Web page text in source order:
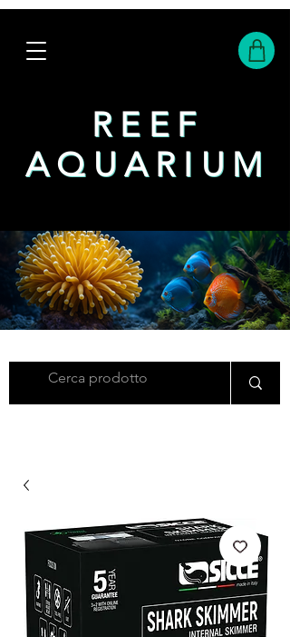
REEF
AQUARIUM
REEF
AQUARIUM